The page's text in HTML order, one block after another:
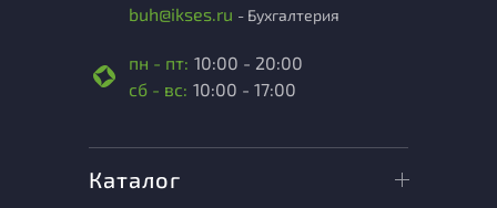
buh@ikses.ru - Бухгалтерия
пн - пт: 10:00 - 20:00
сб - вс: 10:00 - 17:00
Каталог